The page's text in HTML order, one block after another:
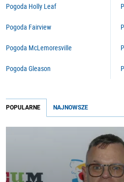
Pogoda Holly Leaf
Pogoda Fairview
Pogoda McLemoresville
Pogoda Gleason
POPULARNE NAJNOWSZE